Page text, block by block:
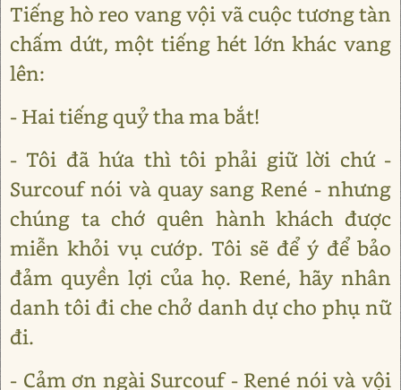
Tiếng hò reo vang vội vã cuộc tương tàn
chấm dứt, một tiếng hét lớn khác vang
lên:
- Hai tiếng quỷ tha ma bắt!
- Tôi đã hứa thì tôi phải giữ lời chứ -
Surcouf nói và quay sang René - nhưng
chúng ta chớ quên hành khách được
miễn khỏi vụ cướp. Tôi sẽ để ý để bảo
đảm quyền lợi của họ. René, hãy nhân
danh tôi đi che chở danh dự cho phụ nữ
đi.
- Cảm ơn ngài Surcouf - René nói và vội